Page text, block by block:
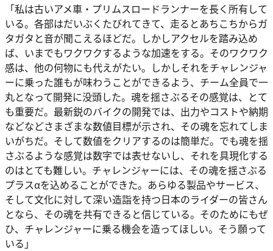
「私は古いアメ車・プリムスロードランナーを長く所有して
いる。各部はだいぶくたびれてきて、走るとあちこちからガ
タガタと音が聞こえるほどだ。しかしアクセルを踏み込め
ば、いまでもワクワクするような加速をする。そのワクワク
感は、他の何物にも代えがたい。しかしそれをチャレンジャ
ーに乗った誰もが味わうことができるよう、チーム全員で一
丸となって開発に没頭した。魂を揺さぶるその感覚は、とて
も重要だ。最新鋭のバイクの開発では、出力やコストや納期
などなどさまざまな数値目標が示され、その魂を忘れてしま
いがちだ。そして数値をクリアするのは簡単だ。でも魂を揺
さぶるような感覚は数字では表せないし、それを具現化する
のはとても難しい。チャレンジャーには、その魂を揺さぶる
プラスαを込めることができた。あらゆる製品やサービス、
そして文化に対して深い造詣を持つ日本のライダーの皆さん
となら、その魂を共有できると信じている。そのためにもぜ
ひ、チャレンジャーに乗る機会を造ってほしい。そう願って
いる」